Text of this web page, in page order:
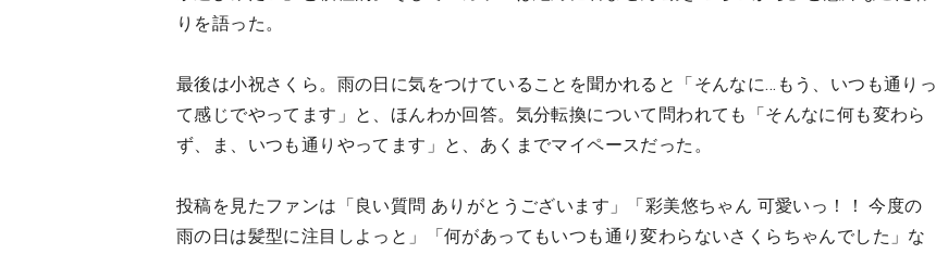
りを語った。
最後は小祝さくら。雨の日に気をつけていることを聞かれると「そんなに…もう、いつも通りっ
て感じでやってます」と、ほんわか回答。気分転換について問われても「そんなに何も変わら
ず、ま、いつも通りやってます」と、あくまでマイペースだった。
投稿を見たファンは「良い質問 ありがとうございます」「彩美悠ちゃん 可愛いっ！！ 今度の
雨の日は髪型に注目しよっと」「何があってもいつも通り変わらないさくらちゃんでした」な